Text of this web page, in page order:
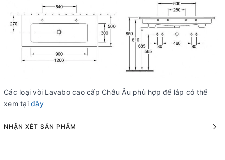
Các loại vòi Lavabo cao cấp Châu Âu phù hợp để lắp có thể
xem tại đây
NHẬN XÉT SẢN PHẨM